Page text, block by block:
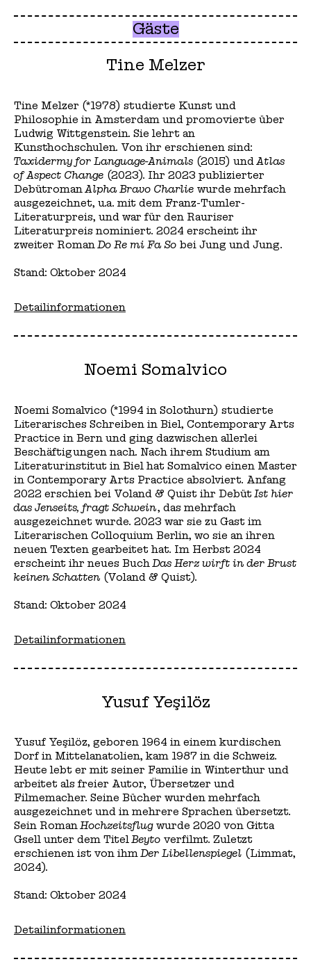
Gäste
Tine Melzer
Tine Melzer (*1978) studierte Kunst und
Philosophie in Amsterdam und promovierte über
Ludwig Wittgenstein. Sie lehrt an
Kunsthochschulen. Von ihr erschienen sind:
Taxidermy for Language-Animals (2015) und Atlas
of Aspect Change (2023). Ihr 2023 publizierter
Debütroman Alpha Bravo Charlie wurde mehrfach
ausgezeichnet, u.a. mit dem Franz-Tumler-
Literaturpreis, und war für den Rauriser
Literaturpreis nominiert. 2024 erscheint ihr
zweiter Roman Do Re mi Fa So bei Jung und Jung.
Stand: Oktober 2024
Detailinformationen
Noemi Somalvico
Noemi Somalvico (*1994 in Solothurn) studierte
Literarisches Schreiben in Biel, Contemporary Arts
Practice in Bern und ging dazwischen allerlei
Beschäftigungen nach. Nach ihrem Studium am
Literaturinstitut in Biel hat Somalvico einen Master
in Contemporary Arts Practice absolviert. Anfang
2022 erschien bei Voland & Quist ihr Debüt Ist hier
das Jenseits, fragt Schwein, das mehrfach
ausgezeichnet wurde. 2023 war sie zu Gast im
Literarischen Colloquium Berlin, wo sie an ihren
neuen Texten gearbeitet hat. Im Herbst 2024
erscheint ihr neues Buch Das Herz wirft in der Brust
keinen Schatten (Voland & Quist).
Stand: Oktober 2024
Detailinformationen
Yusuf Yeşilöz
Yusuf Yeşilöz, geboren 1964 in einem kurdischen
Dorf in Mittelanatolien, kam 1987 in die Schweiz.
Heute lebt er mit seiner Familie in Winterthur und
arbeitet als freier Autor, Übersetzer und
Filmemacher. Seine Bücher wurden mehrfach
ausgezeichnet und in mehrere Sprachen übersetzt.
Sein RomanHochzeitsflug wurde 2020 von Gitta
Gsell unter dem TitelBeyto verfilmt. Zuletzt
erschienen ist von ihmDer Libellenspiegel (Limmat,
2024).
Stand: Oktober 2024
Detailinformationen